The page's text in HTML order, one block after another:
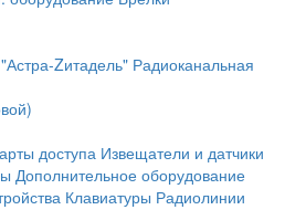
Zитадель" Радиоканальная
доступа Извещатели и датчики
Дополнительное оборудование
Клавиатуры Радиолинии